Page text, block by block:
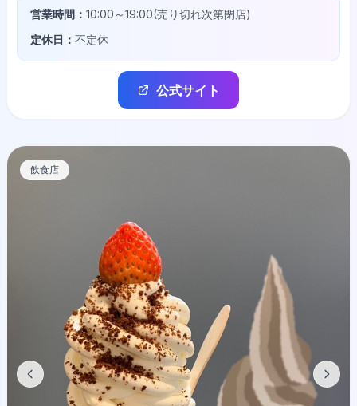
営業時間： 10:00～19:00(売り切れ次第閉店)
定休日： 不定休
公式サイト
飲食店